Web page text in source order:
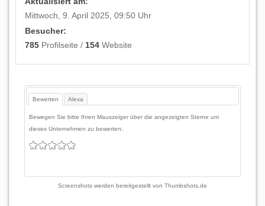
Mittwoch, 9. April 2025, 09:50 Uhr
Besucher:
785 Profilseite / 154 Website
Bewerten Alexa
Bewegen Sie bitte Ihren Mauszeiger über die angezeigten Sterne um
dieses Unternehmen zu bewerten:
Screenshots werden bereitgestellt von Thumbshots.de